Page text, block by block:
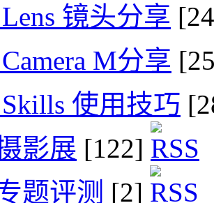
镜头分享
M分享
使用技巧
影展 [122]
题评测 [2]